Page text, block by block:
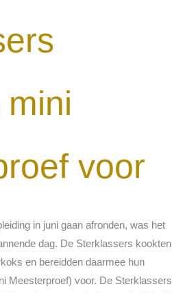
voor
in juni gaan afronden, was het
dag. De Sterklassers kookten
en bereidden daarmee hun
Meesterproef) voor. De Sterklassers